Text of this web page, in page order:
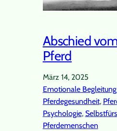
Abschied
Pferd
März 14, 2025
Emotionale
Pferdegesundheit,
Psychologie,
Pferdemenschen